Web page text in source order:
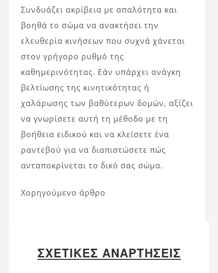
Συνδυάζει ακρίβεια με απαλότητα και
βοηθά το σώμα να ανακτήσει την
ελευθερία κινήσεων που συχνά χάνεται
στον γρήγορο ρυθμό της
καθημερινότητας. Εάν υπάρχει ανάγκη
βελτίωσης της κινητικότητας ή
χαλάρωσης των βαθύτερων δομών, αξίζει
να γνωρίσετε αυτή τη μέθοδο με τη
βοήθεια ειδικού και να κλείσετε ένα
ραντεβού για να διαπιστώσετε πώς
ανταποκρίνεται το δικό σας σώμα.
Χορηγούμενο άρθρο
ΣΧΕΤΙΚΈΣ ΑΝΑΡΤΉΣΕΙΣ